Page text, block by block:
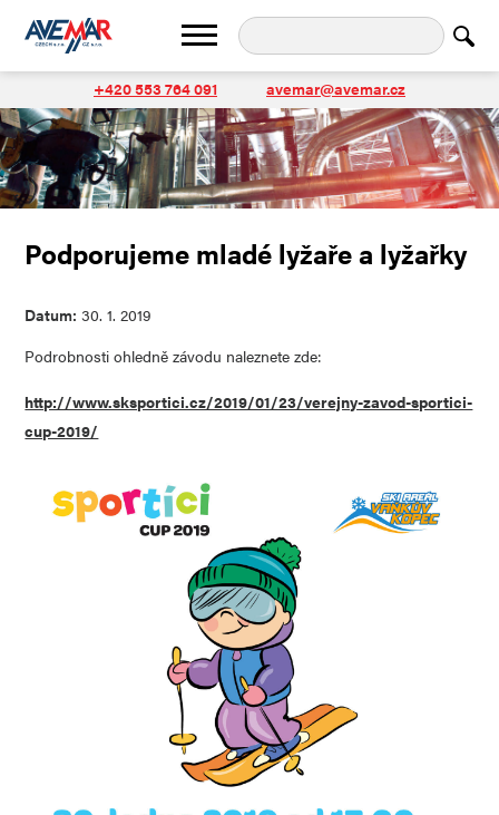
+420 553 764 091 avemar@avemar.cz
Podporujeme mladé lyžaře a lyžařky
Datum: 30. 1. 2019
Podrobnosti ohledně závodu naleznete zde:
http://www.sksportici.cz/2019/01/23/verejny-zavod-sportici-
cup-2019/